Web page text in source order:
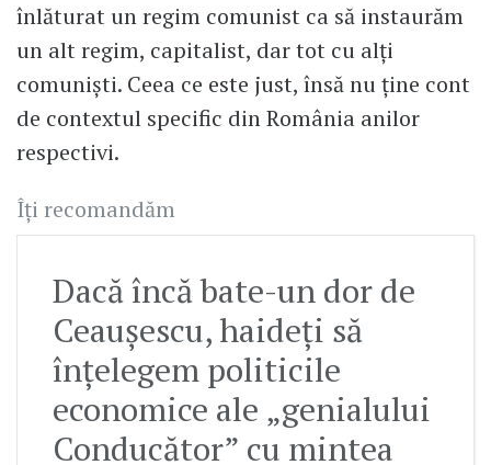
înlăturat un regim comunist ca să instaurăm
un alt regim, capitalist, dar tot cu alți
comuniști. Ceea ce este just, însă nu ține cont
de contextul specific din România anilor
respectivi.
Îți recomandăm
Dacă încă bate-un dor de
Ceaușescu, haideți să
înțelegem politicile
economice ale „genialului
Conducător” cu mintea